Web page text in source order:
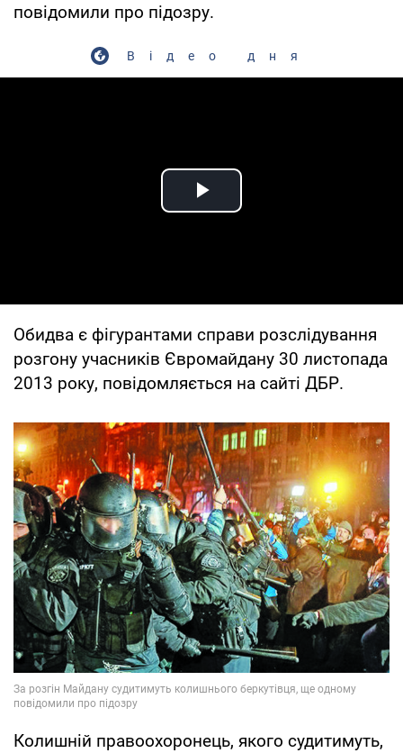
повідомили про підозру.
Відео дня
Play Video
Обидва є фігурантами справи розслідування
розгону учасників Євромайдану 30 листопада
2013 року, повідомляється на сайті ДБР.
Колишній правоохоронець, якого судитимуть,